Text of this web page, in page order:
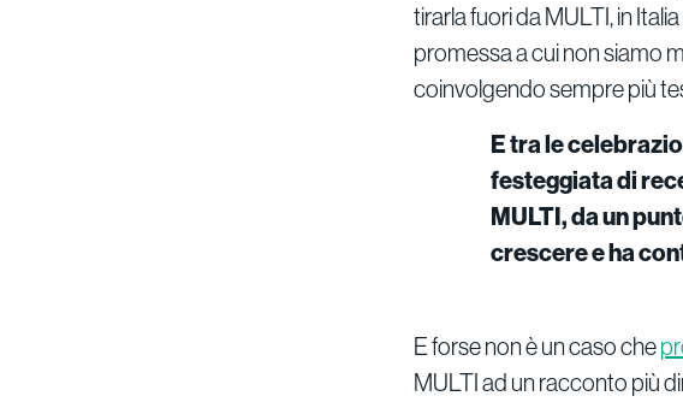
tirarla fuori da MULTI, in
promessa a cui non siamo
coinvolgendo sempre più
E tra le
festeggiata di
MULTI, da un
crescere e ha
E forse non è un caso che
MULTI ad un racconto più